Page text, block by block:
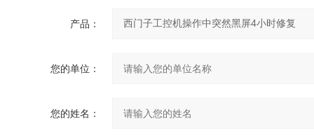
产品：
您的单位：
您的姓名：